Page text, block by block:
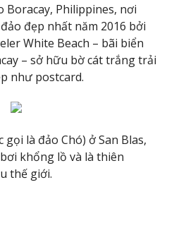
Boracay, Philippines, nơi
đẹp nhất năm 2016 bởi
White Beach – bãi biển
– sở hữu bờ cát trắng trải
như postcard.
là đảo Chó) ở San Blas,
khổng lồ và là thiên
thế giới.